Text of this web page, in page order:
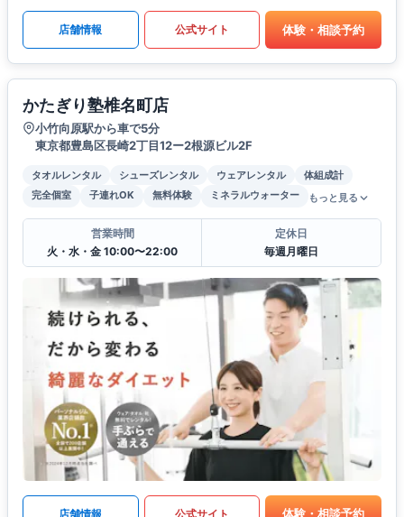
店舗情報 公式サイト 体験・相談予約
かたぎり塾椎名町店
小竹向原駅から車で5分
東京都豊島区長崎2丁目12ー2根源ビル2F
タオルレンタル シューズレンタル ウェアレンタル
体組成計
完全個室
子連れOK 無料体験 ミネラルウォーター もっと見る
営業時間
火・水・金 10:00〜22:00
定休日
毎週月曜日
店舗情報 公式サイト 体験・相談予約